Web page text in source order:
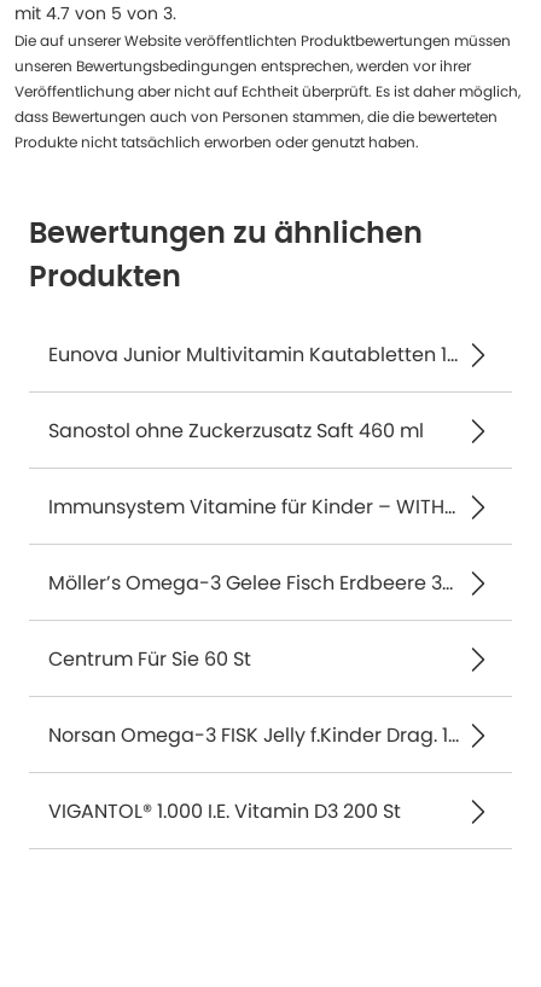
mit 4.7 von 5 von 3.
Die auf unserer Website veröffentlichten Produktbewertungen müssen
unseren Bewertungsbedingungen entsprechen, werden vor ihrer
Veröffentlichung aber nicht auf Echtheit überprüft. Es ist daher möglich,
dass Bewertungen auch von Personen stammen, die die bewerteten
Produkte nicht tatsächlich erworben oder genutzt haben.
Bewertungen zu ähnlichen
Produkten
Eunova Junior Multivitamin Kautabletten 100 St
Sanostol ohne Zuckerzusatz Saft 460 ml
Immunsystem Vitamine für Kinder – WITHE OMEGA® Kids Immun 90 St
Möller’s Omega-3 Gelee Fisch Erdbeere 36 St
Centrum Für Sie 60 St
Norsan Omega-3 FISK Jelly f.Kinder Drag. 120 St
VIGANTOL® 1.000 I.E. Vitamin D3 200 St